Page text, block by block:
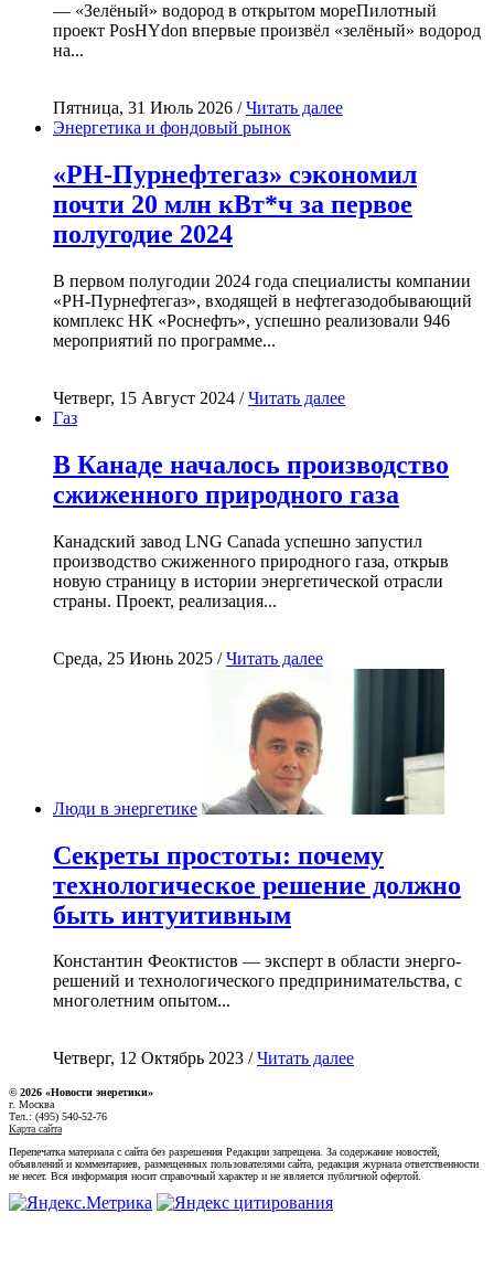
— «Зелёный» водород в открытом мореПилотный
проект PosHYdon впервые произвёл «зелёный» водород
на...
Пятница, 31 Июль 2026 /Читать далее
Энергетика и фондовый рынок
«РН-Пурнефтегаз» сэкономил
почти 20 млн кВт*ч за первое
полугодие 2024
В первом полугодии 2024 года специалисты компании
«РН-Пурнефтегаз», входящей в нефтегазодобывающий
комплекс НК «Роснефть», успешно реализовали 946
мероприятий по программе...
Четверг, 15 Август 2024 /Читать далее
Газ
В Канаде началось производство
сжиженного природного газа
Канадский завод LNG Canada успешно запустил
производство сжиженного природного газа, открыв
новую страницу в истории энергетической отрасли
страны. Проект, реализация...
Среда, 25 Июнь 2025 /Читать далее
Люди в энергетике
Секреты простоты: почему
технологическое решение должно
быть интуитивным
Константин Феоктистов — эксперт в области энерго-
решений и технологического предпринимательства, с
многолетним опытом...
Четверг, 12 Октябрь 2023 /Читать далее
© 2026 «Новости энеретики»
г. Москва
Тел.: (495) 540-52-76
Карта сайта
Перепечатка материала с сайта без разрешения Редакции запрещена. За содержание новостей,
объявлений и комментариев, размещенных пользователями сайта, редакция журнала ответственности
не несет. Вся информация носит справочный характер и не является публичной офертой.